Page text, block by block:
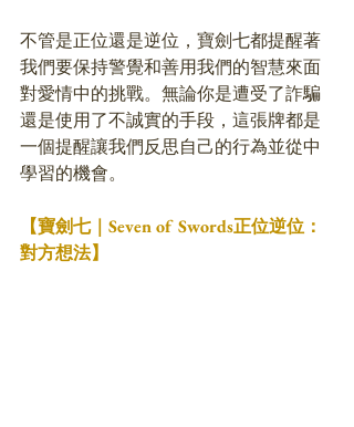
不管是正位還是逆位，寶劍七都提醒著
我們要保持警覺和善用我們的智慧來面
對愛情中的挑戰。無論你是遭受了詐騙
還是使用了不誠實的手段，這張牌都是
一個提醒讓我們反思自己的行為並從中
學習的機會。
【寶劍七｜Seven of Swords正位逆位：
對方想法】